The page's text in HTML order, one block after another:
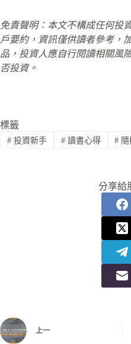
免責聲明：本文不構成任何投
戶要約，資訊僅供讀者參考，
品，投資人應自行閱讀相關風
否投資。
標籤
#投資新手 #讀書心得 #
分享給
上一